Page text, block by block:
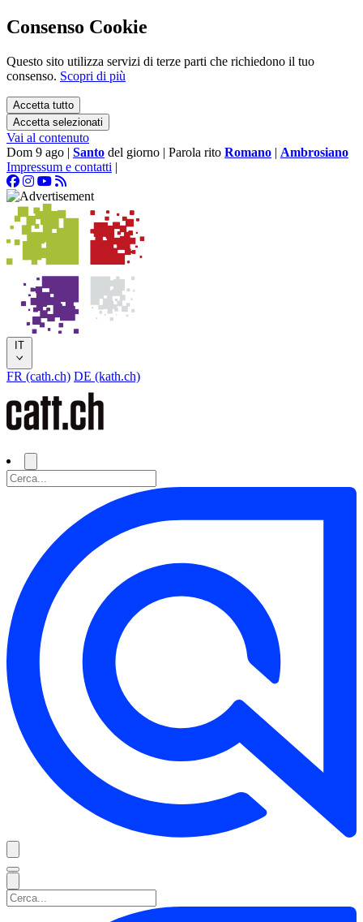
Consenso Cookie
Questo sito utilizza servizi di terze parti che richiedono il tuo
consenso. Scopri di più
Accetta tutto
Accetta selezionati
Vai al contenuto
Dom 9 ago | Santo del giorno | Parola rito Romano | Ambrosiano
Impressum e contatti |
IT
FR (cath.ch) DE (kath.ch)